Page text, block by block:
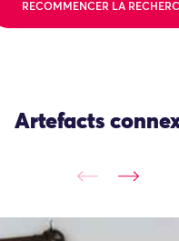
RECOMMENCER LA
Artefacts